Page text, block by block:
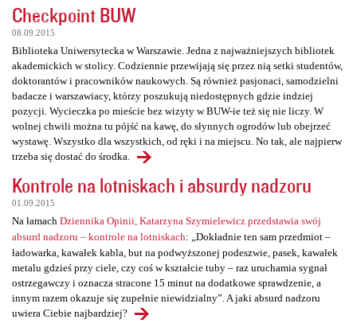
Checkpoint BUW
08.09.2015
Biblioteka Uniwersytecka w Warszawie. Jedna z najważniejszych bibliotek
akademickich w stolicy. Codziennie przewijają się przez nią setki studentów,
doktorantów i pracowników naukowych. Są również pasjonaci, samodzielni
badacze i warszawiacy, którzy poszukują niedostępnych gdzie indziej
pozycji. Wycieczka po mieście bez wizyty w BUW-ie też się nie liczy. W
wolnej chwili można tu pójść na kawę, do słynnych ogrodów lub obejrzeć
wystawę. Wszystko dla wszystkich, od ręki i na miejscu. No tak, ale najpierw
trzeba się dostać do środka.
Kontrole na lotniskach i absurdy nadzoru
01.09.2015
Na łamach Dziennika Opinii, Katarzyna Szymielewicz przedstawia swój
absurd nadzoru – kontrole na lotniskach: „Dokładnie ten sam przedmiot –
ładowarka, kawałek kabla, but na podwyższonej podeszwie, pasek, kawałek
metalu gdzieś przy ciele, czy coś w kształcie tuby – raz uruchamia sygnał
ostrzegawczy i oznacza stracone 15 minut na dodatkowe sprawdzenie, a
innym razem okazuje się zupełnie niewidzialny”. A jaki absurd nadzoru
uwiera Ciebie najbardziej?